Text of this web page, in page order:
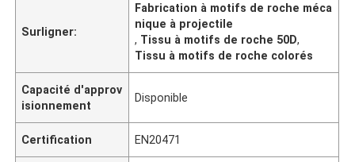
Surligner:
Fabrication à motifs de roche méca
nique à projectile
, Tissu à motifs de roche 50D,
Tissu à motifs de roche colorés
Capacité d'approv
isionnement
Disponible
Certification EN20471